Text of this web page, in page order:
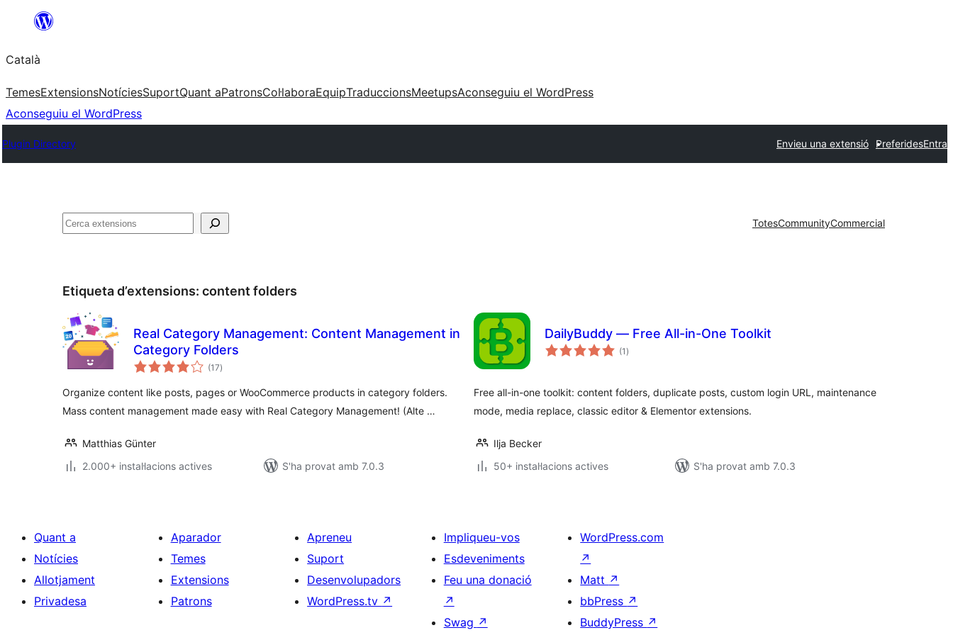
contingut
Català
TemesExtensionsNotíciesSuportQuant aPatronsCol·laboraEquipTraduccionsMeetupsAconseguiu el WordPress
Aconseguiu el WordPress
Plugin Directory Envieu una extensió PreferidesEntra
Cerca TotesCommunityCommercial
Etiqueta d’extensions: content folders
Real Category Management: Content Management in
Category Folders
(17puntuacions
totals
)
Organize content like posts, pages or WooCommerce products in category folders.
Mass content management made easy with Real Category Management! (Alte …
Matthias Günter
2.000+ instal·lacions actives
S'ha provat amb 7.0.3
DailyBuddy — Free All-in-One Toolkit
(1 puntuacions
totals
)
Free all-in-one toolkit: content folders, duplicate posts, custom login URL, maintenance
mode, media replace, classic editor & Elementor extensions.
Ilja Becker
50+ instal·lacions actives
S'ha provat amb 7.0.3
Quant a
Notícies
Allotjament
Privadesa
Aparador
Temes
Extensions
Patrons
Apreneu
Suport
Desenvolupadors
WordPress.tv ↗
Impliqueu-vos
Esdeveniments
Feu una donació
↗
Swag ↗
WordPress.com
↗
Matt ↗
bbPress ↗
BuddyPress ↗